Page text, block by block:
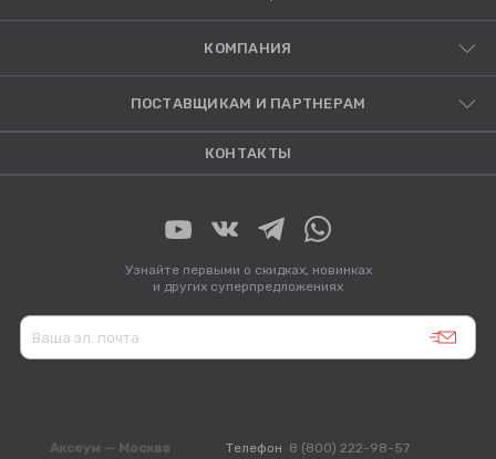
КОМПАНИЯ
ПОСТАВЩИКАМ И ПАРТНЕРАМ
КОНТАКТЫ
Узнайте первыми о скидках, новинках
и других суперпредложениях
Аксеум — Москва
Телефон 8 (800) 222-98-57